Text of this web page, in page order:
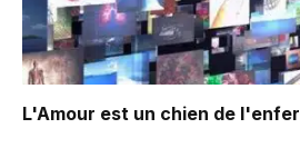
L'Amour est un chien de l'enfer